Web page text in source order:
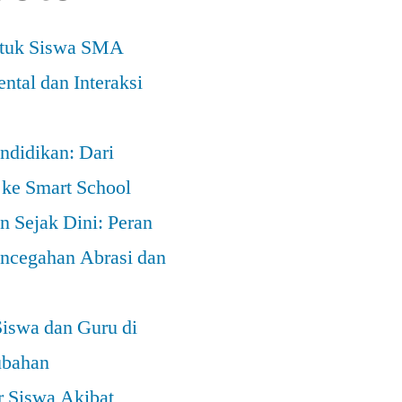
Siswa SMA
dan Interaksi
Dari
Smart School
Sejak Dini: Peran
Abrasi dan
dan Guru di